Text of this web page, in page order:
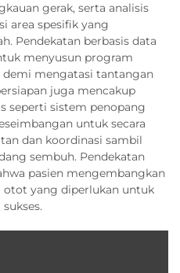
gerak, serta analisis
area spesifik yang
Pendekatan berbasis data
menyusun program
mengatasi tantangan
juga mencakup
seperti sistem penopang
untuk secara
dan koordinasi sambil
sembuh. Pendekatan
pasien mengembangkan
otot yang diperlukan untuk